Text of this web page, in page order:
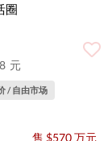
圈
元
/ 自由市场
售 $570 万元